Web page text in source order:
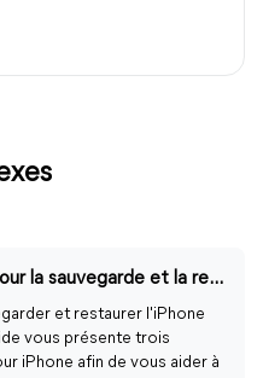
Alternative iTunes gratuite pour la sauvegarde et la restauration de l'iPhone
et restaurer l'iPhone
vous présente trois
iPhone afin de vous aider à